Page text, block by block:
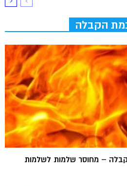
הקבלה
– מחוסר שלמות לשלמות